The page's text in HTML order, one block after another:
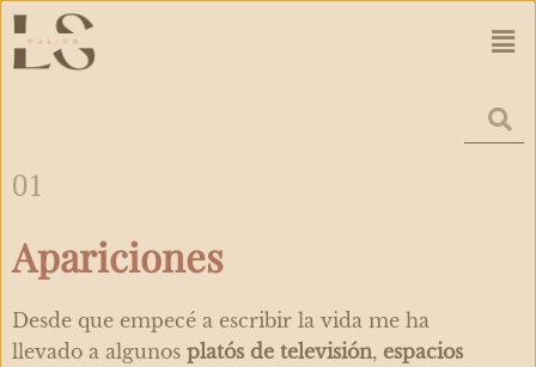
Ir
al
contenido
01
Apariciones
Desde que empecé a escribir la vida me ha
llevado a algunos platós de televisión, espacios